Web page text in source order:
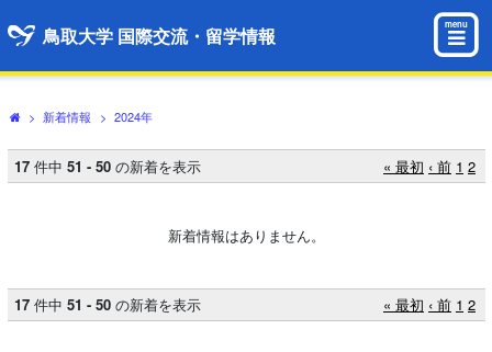
鳥取大学 国際交流・留学情報 menu
> 新着情報 > 2024年
17 件中 51 - 50 の新着を表示 « 最初 ‹ 前 1 2
新着情報はありません。
17 件中 51 - 50 の新着を表示 « 最初 ‹ 前 1 2